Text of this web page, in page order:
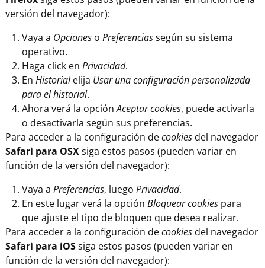
versión del navegador):
Vaya a Opcioneso Preferenciassegún su sistema
operativo.
Haga click en Privacidad.
En Historialelija Usar una configuración personalizada
para el historial.
Ahora verá la opciónAceptar cookies, puede activarla
o desactivarla según sus preferencias.
Para acceder a la configuración decookiesdel navegador
Safari para OSXsiga estos pasos (pueden variar en
función de la versión del navegador):
Vaya a Preferencias, luego Privacidad.
En este lugar verá la opción Bloquear cookiespara
que ajuste el tipo de bloqueo que desea realizar.
Para acceder a la configuración decookiesdel navegador
Safari para iOSsiga estos pasos (pueden variar en
función de la versión del navegador):